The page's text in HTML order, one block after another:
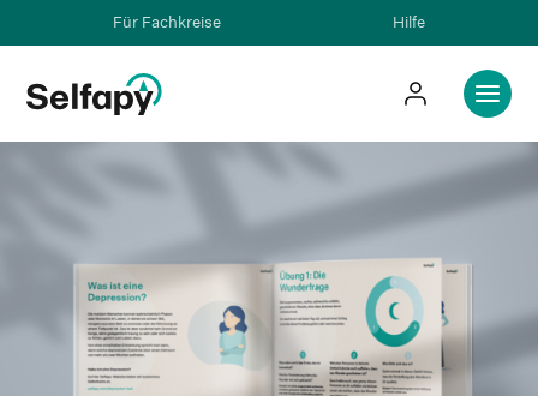
Für Fachkreise Hilfe